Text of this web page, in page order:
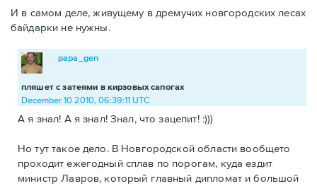
И в самом деле, живущему в дремучих новгородских лесах
байдарки не нужны.
пляшет с затеями в кирзовых сапогах
papa_gen
December 10 2010, 06:39:11 UTC
А я знал! А я знал! Знал, что зацепит! :)))
Но тут такое дело. В Новгородской области вообщето
проходит ежегодный сплав по порогам, куда ездит
министр Лавров, который главный дипломат и большой